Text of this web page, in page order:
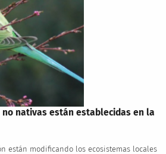
no nativas están establecidas en la
están modificando los ecosistemas locales